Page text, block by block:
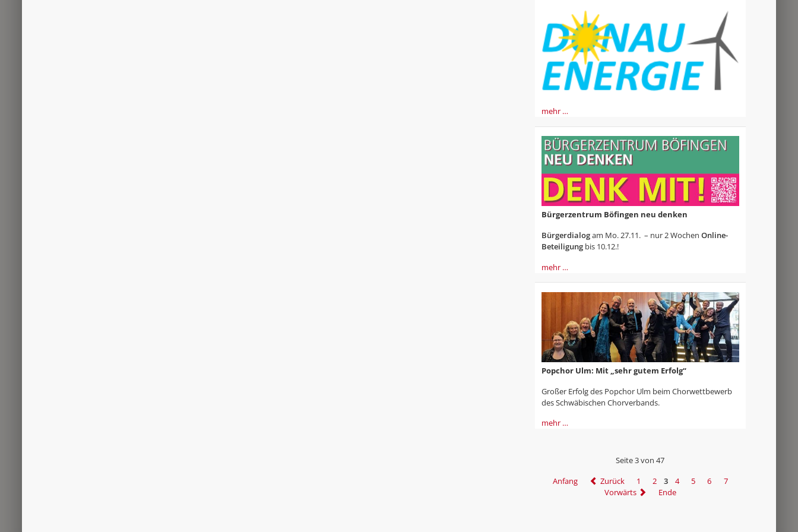
mehr …
Bürgerzentrum Böfingen neu denken
Bürgerdialogam Mo. 27.11. – nur 2 Wochen Online-
Beteiligungbis 10.12.!
mehr …
Popchor Ulm: Mit „sehr gutem Erfolg“
Großer Erfolg des Popchor Ulm beim Chorwettbewerb
des Schwäbischen Chorverbands.
mehr …
Seite 3 von 47
Anfang
Zurück 1 2 3 4 5 6
7
Vorwärts
Ende